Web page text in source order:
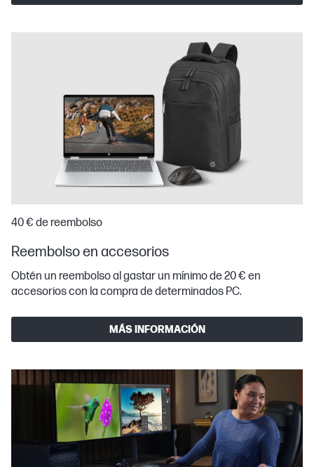
40 € de reembolso
Reembolso en accesorios
Obtén un reembolso al gastar un mínimo de 20 € en
accesorios con la compra de determinados PC.
MÁS INFORMACIÓN